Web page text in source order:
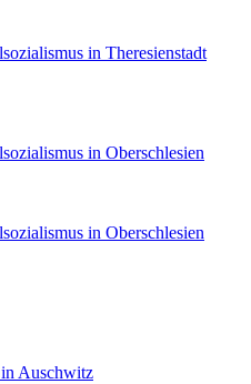
in Theresienstadt
in Oberschlesien
in Oberschlesien
in Auschwitz